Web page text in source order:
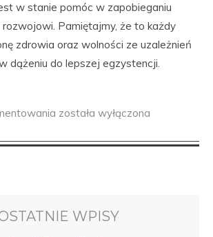
w stanie pomóc w zapobieganiu
rozwojowi. Pamiętajmy, że to każdy
zdrowia oraz wolności ze uzależnień
dążeniu do lepszej egzystencji.
została wyłączona
WPISY